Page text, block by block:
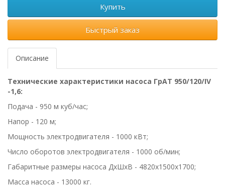
Купить
Быстрый заказ
Описание
Технические характеристики насоса ГрАТ 950/120/IV
-1,6:
Подача - 950 м куб/час;
Напор - 120 м;
Мощность электродвигателя - 1000 кВт;
Число оборотов электродвигателя - 1000 об/мин;
Габаритные размеры насоса ДхШхВ - 4820х1500х1700;
Масса насоса - 13000 кг.